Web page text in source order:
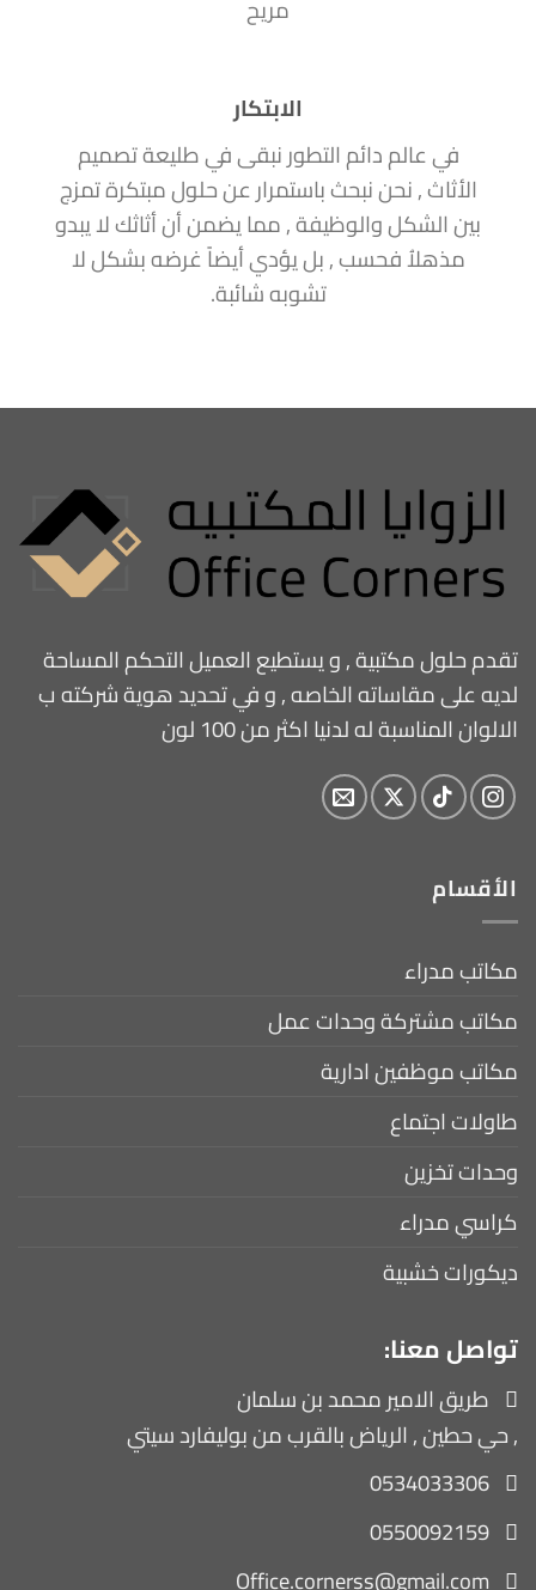
مريح
الابتكار
في عالم دائم التطور نبقى في طليعة تصميم
الأثاث , نحن نبحث باستمرار عن حلول مبتكرة تمزج
بين الشكل والوظيفة , مما يضمن أن أثاثك لا يبدو
مذهلاُ فحسب , بل يؤدي أيضاً غرضه بشكل لا
تشوبه شائبة.
تقدم حلول مكتبية , و يستطيع العميل التحكم المساحة
لديه على مقاساته الخاصه , و في تحديد هوية شركته ب
الالوان المناسبة له لدنيا اكثر من 100 لون
الأقسام
مكاتب مدراء
مكاتب مشتركة وحدات عمل
مكاتب موظفين ادارية
طاولات اجتماع
وحدات تخزين
كراسي مدراء
ديكورات خشبية
تواصل معنا:
طريق الامير محمد بن سلمان
, حي حطين , الرياض بالقرب من بوليفارد سيتي
0534033306
0550092159
Office.cornerss@gmail.com